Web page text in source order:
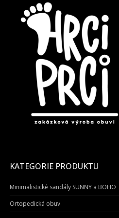
KATEGORIE PRODUKTU
Minimalistické sandály SUNNY a BOHO
Ortopedická obuv